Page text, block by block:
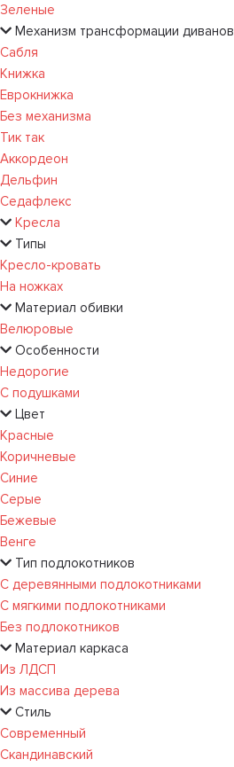
Зеленые
Механизм трансформации диванов
Сабля
Книжка
Еврокнижка
Без механизма
Тик так
Аккордеон
Дельфин
Седафлекс
Кресла
Типы
Кресло-кровать
На ножках
Материал обивки
Велюровые
Особенности
Недорогие
С подушками
Цвет
Красные
Коричневые
Синие
Серые
Бежевые
Венге
Тип подлокотников
С деревянными подлокотниками
С мягкими подлокотниками
Без подлокотников
Материал каркаса
Из ЛДСП
Из массива дерева
Стиль
Современный
Скандинавский